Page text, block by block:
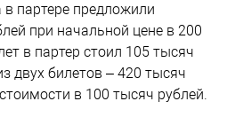
партере предложили
при начальной цене в 200
в партер стоил 105 тысяч
двух билетов – 420 тысяч
в 100 тысяч рублей.